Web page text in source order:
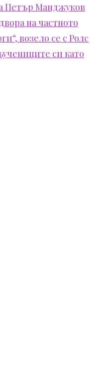
Петър Манджуков
на частното
возело се с Ролс
си като